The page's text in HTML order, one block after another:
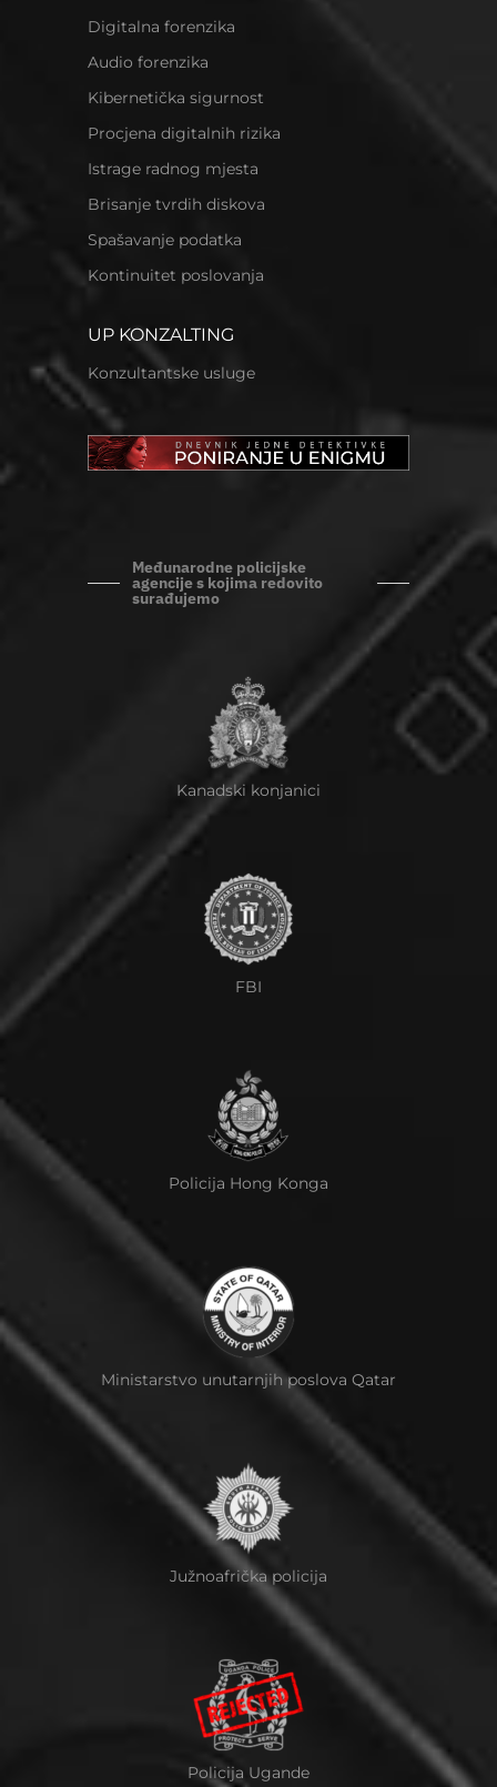
Digitalna forenzika
Audio forenzika
Kibernetička sigurnost
Procjena digitalnih rizika
Istrage radnog mjesta
Brisanje tvrdih diskova
Spašavanje podatka
Kontinuitet poslovanja
UP KONZALTING
Konzultantske usluge
Međunarodne policijske
agencije s kojima redovito
surađujemo
Kanadski konjanici
FBI
Policija Hong Konga
Ministarstvo unutarnjih poslova Qatar
Južnoafrička policija
Policija Ugande